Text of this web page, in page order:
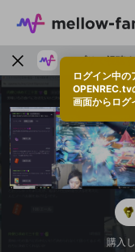
アプリで視聴
購入
ログイン中の
OPENREC.tv
画面からログ